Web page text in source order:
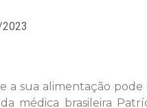
a sua alimentação
médica brasileira